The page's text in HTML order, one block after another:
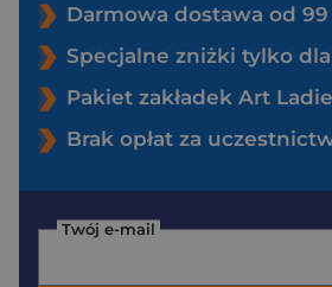
Darmowa dostawa od 99
Specjalne zniżki tylko
Pakiet zakładek Art
Brak opłat za
Twój e-mail